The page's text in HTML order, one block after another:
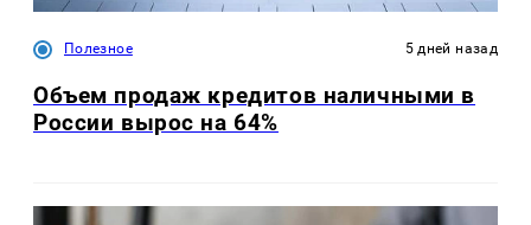
Полезное 5 дней назад
Объем продаж кредитов наличными в
России вырос на 64%